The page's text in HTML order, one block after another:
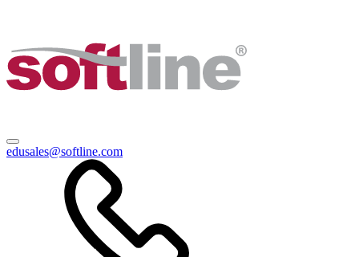
edusales@softline.com